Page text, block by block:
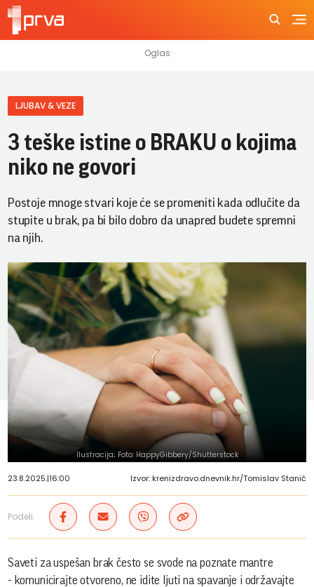
LJUBAV & VEZE
3 teške istine o BRAKU o kojima
niko ne govori
Postoje mnoge stvari koje će se promeniti kada odlučite da
stupite u brak, pa bi bilo dobro da unapred budete spremni
na njih.
Ilustracija; Foto: HappyGibbery/Shutterstock
23.8.2025.|16:00 Izvor: krenizdravo.dnevnik.hr/Tomislav Stanić
Podeli:
Saveti za uspešan brak često se svode na poznate mantre
- komunicirajte otvoreno, ne idite ljuti na spavanje i održavajte